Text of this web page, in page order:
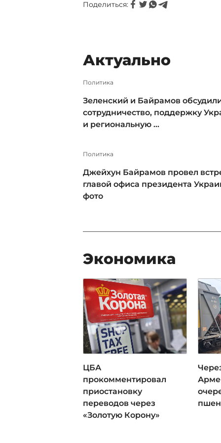
Поделиться:
Актуально
Политика
Зеленский и Байрамов
сотрудничество, поддержку
и региональную ...
Политика
Джейхун Байрамов провел
главой офиса президента
фото
Экономика
ЦБА
прокомментировал
приостановку
переводов через
«Золотую Корону»